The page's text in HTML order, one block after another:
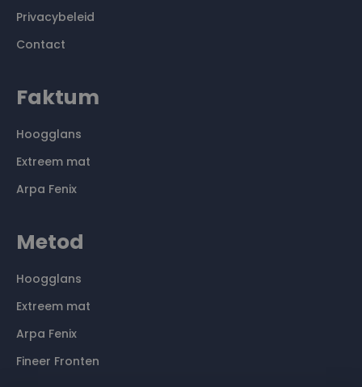
Privacybeleid
Contact
Faktum
Hoogglans
Extreem mat
Arpa Fenix
Metod
Hoogglans
Extreem mat
Arpa Fenix
Fineer Fronten